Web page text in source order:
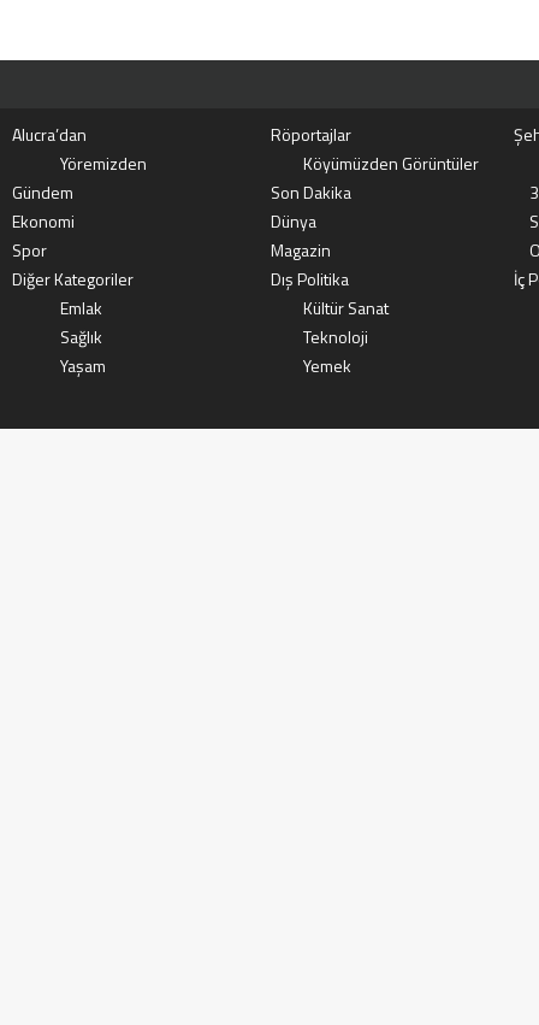
Alucra’dan Röportajlar
Yöremizden
Köyümüzden Görüntüler
Gündem
Son Dakika
Ekonomi
Dünya
Spor
Magazin
Diğer Kategoriler
Dış Politika
İç
Emlak
Kültür Sanat
Sağlık
Teknoloji
Yaşam
Yemek